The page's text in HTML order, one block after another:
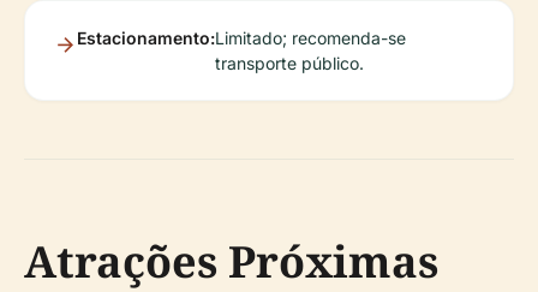
Estacionamento:Limitado; recomenda-se
transporte público.
Atrações Próximas